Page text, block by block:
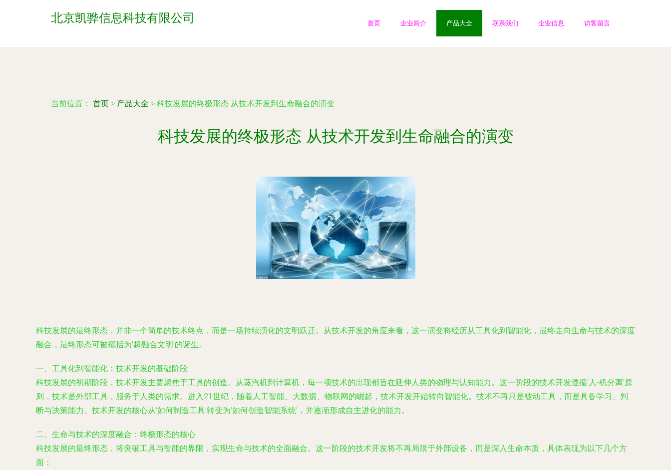
北京凯骅信息科技有限公司 首页 企业简介 产品大全 联系我们 企业信息 访客留言
当前位置： 首页 > 产品大全 > 科技发展的终极形态 从技术开发到生命融合的演变
科技发展的终极形态 从技术开发到生命融合的演变
科技发展的最终形态，并非一个简单的技术终点，而是一场持续演化的文明跃迁。从技术开发的角度来看，这一演变将经历从工具化到智能化，最终走向生命与技术的深度
融合，最终形态可被概括为‘超融合文明’的诞生。
一、工具化到智能化：技术开发的基础阶段
科技发展的初期阶段，技术开发主要聚焦于工具的创造。从蒸汽机到计算机，每一项技术的出现都旨在延伸人类的物理与认知能力。这一阶段的技术开发遵循‘人-机分离’原
则，技术是外部工具，服务于人类的需求。进入21世纪，随着人工智能、大数据、物联网的崛起，技术开发开始转向智能化。技术不再只是被动工具，而是具备学习、判
断与决策能力。技术开发的核心从‘如何制造工具’转变为‘如何创造智能系统’，并逐渐形成自主进化的能力。
二、生命与技术的深度融合：终极形态的核心
科技发展的最终形态，将突破工具与智能的界限，实现生命与技术的全面融合。这一阶段的技术开发将不再局限于外部设备，而是深入生命本质，具体表现为以下几个方
面：